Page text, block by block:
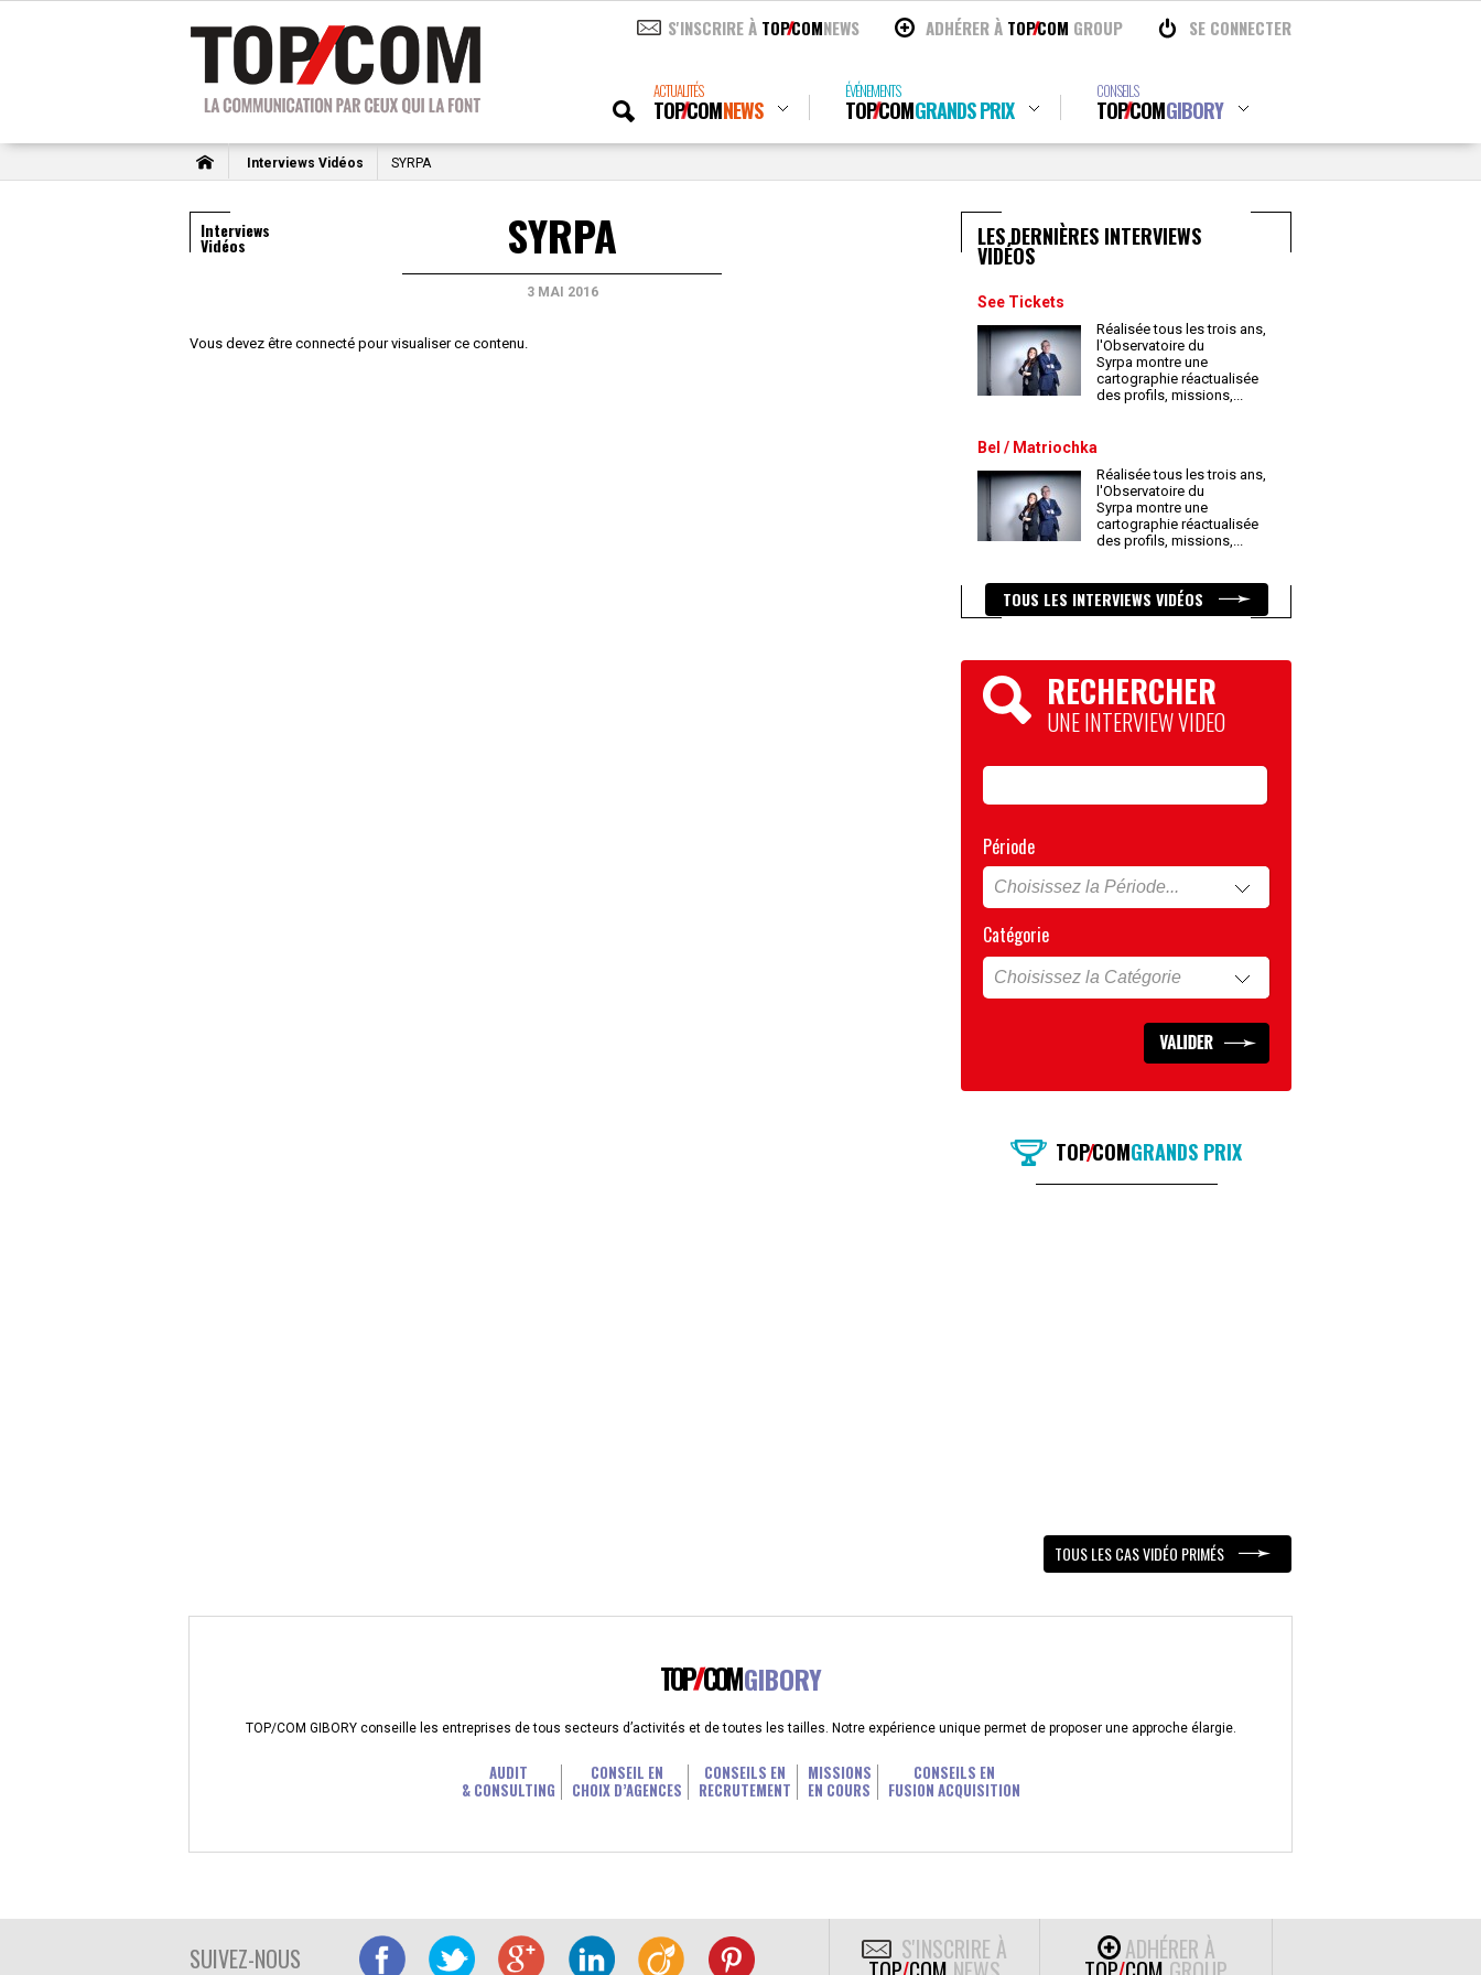
S'INSCRIRE À TOPCOMNEWS ADHÉRER À TOPCOM GROUP SE CONNECTER
ACTUALITÉS
TOPCOMNEWS
ÉVÉNEMENTS
TOPCOMGRANDS PRIX
CONSEILS
TOPCOMGIBORY
Interviews Vidéos SYRPA
Interviews
Vidéos SYRPA
3 MAI 2016
Vous devez être connecté pour visualiser ce contenu.
LES DERNIÈRES INTERVIEWS
VIDÉOS
See Tickets
Réalisée tous les trois ans,
l'Observatoire du
Syrpa montre une
cartographie réactualisée
des profils, missions,...
Bel / Matriochka
Réalisée tous les trois ans,
l'Observatoire du
Syrpa montre une
cartographie réactualisée
des profils, missions,...
TOUS LES INTERVIEWS VIDÉOS
RECHERCHER
UNE INTERVIEW VIDEO
Période
Catégorie
TOP/COMGRANDS PRIX
TOUS LES CAS VIDÉO PRIMÉS
TOP COMGIBORY
TOP/COM GIBORY conseille les entreprises de tous secteurs d’activités et de toutes les tailles. Notre expérience unique permet de proposer une approche élargie.
AUDIT
& CONSULTING
CONSEIL EN
CHOIX D’AGENCES
CONSEILS EN
RECRUTEMENT
MISSIONS
EN COURS
CONSEILS EN
FUSION ACQUISITION
SUIVEZ-NOUS S'INSCRIRE À ADHÉRER À